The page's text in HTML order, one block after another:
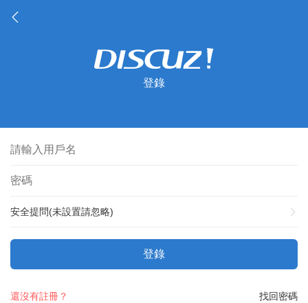
登錄
安全提問(未設置請忽略)
登錄
找回密碼
還沒有註冊？